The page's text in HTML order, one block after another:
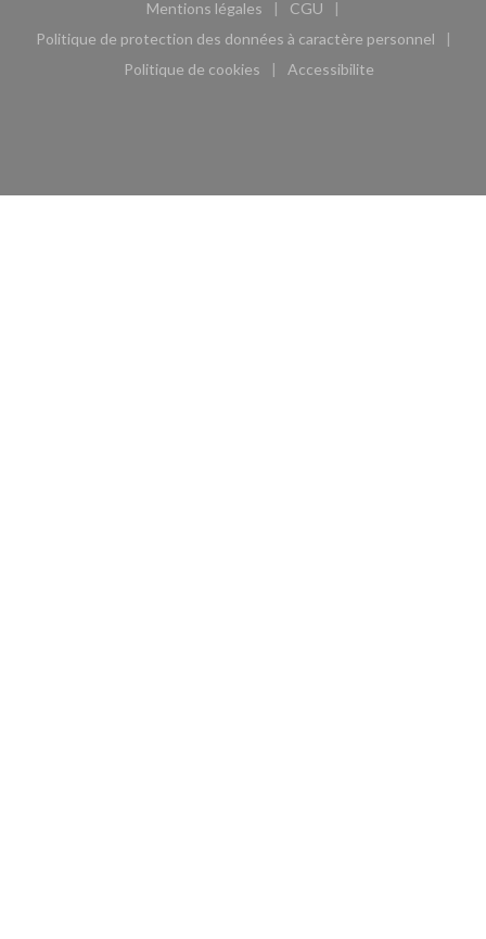
Mentions légales
((ouvre une nouvelle fenêtre))
CGU
((ouvre une nouvelle
Politique de protection des données à caractère personnel
((ouvre une nouvelle fenêtre))
Politique de cookies
((ouvre une nouvelle fenêtre))
Accessibilite